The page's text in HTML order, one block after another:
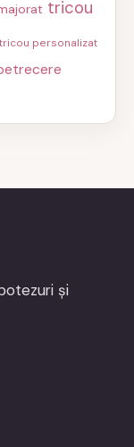
tricou
tricou personalizat
și